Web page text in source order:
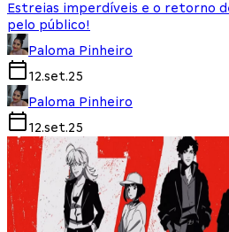
Estreias imperdíveis e o retorno
pelo público!
Paloma Pinheiro
12.set.25
Paloma Pinheiro
12.set.25